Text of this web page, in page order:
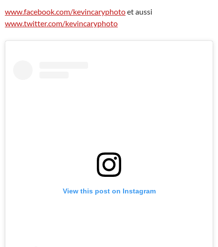
www.facebook.com/kevincaryphotoet aussi
www.twitter.com/kevincaryphoto
View this post on Instagram